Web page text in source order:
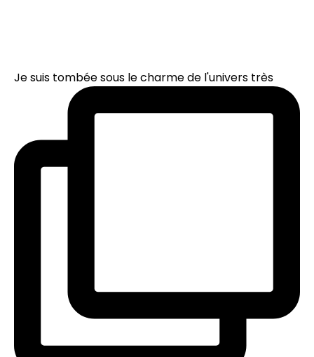
Je suis tombée sous le charme de l'univers très